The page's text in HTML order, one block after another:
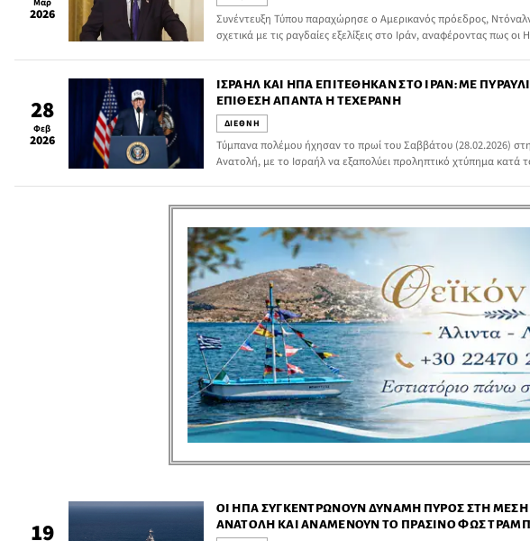
2026
Συνέντευξη Τύπου παραχώρησε ο Αμερικανός πρόεδρος,
σχετικά με τις ραγδαίες εξελίξεις στο Ιράν, αναφέροντας πως οι
28
Φεβ
2026
ΙΣΡΑΉΛ ΚΑΙ ΗΠΑ ΕΠΙΤΈΘΗΚΑΝ ΣΤΟ ΙΡΆΝ: ΜΕ
ΕΠΊΘΕΣΗ ΑΠΑΝΤΆ Η ΤΕΧΕΡΆΝΗ
ΔΙΕΘΝΗ
Τύμπανα πολέμου ήχησαν το πρωί του Σαββάτου (28.02.2026)
Ανατολή, με το Ισραήλ να εξαπολύει προληπτικό χτύπημα κατά
19
ΟΙ ΗΠΑ ΣΥΓΚΕΝΤΡΏΝΟΥΝ ΔΎΝΑΜΗ ΠΥΡΌΣ ΣΤΗ ΜΈΣΗ
ΑΝΑΤΟΛΉ ΚΑΙ ΑΝΑΜΈΝΟΥΝ ΤΟ ΠΡΆΣΙΝΟ ΦΩΣ ΤΡΑΜΠ